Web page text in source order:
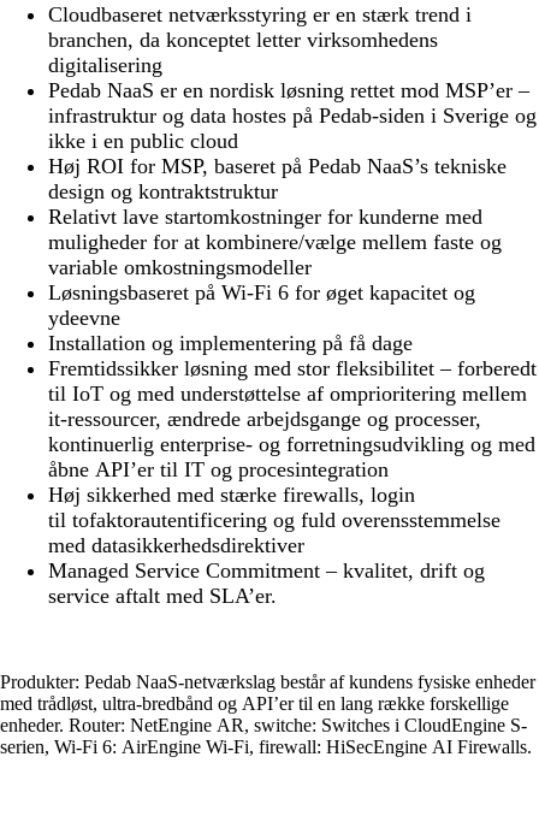
Cloudbaseret netværksstyring er en stærk trend i
branchen, da konceptet letter virksomhedens
digitalisering
Pedab NaaS er en nordisk løsning rettet mod MSP’er –
infrastruktur og data hostes på Pedab-siden i Sverige og
ikke i en public cloud
Høj ROI for MSP, baseret på Pedab NaaS’s tekniske
design og kontraktstruktur
Relativt lave startomkostninger for kunderne med
muligheder for at kombinere/vælge mellem faste og
variable omkostningsmodeller
Løsningsbaseret på Wi-Fi 6 for øget kapacitet og
ydeevne
Installation og implementering på få dage
Fremtidssikker løsning med stor fleksibilitet – forberedt
til IoT og med understøttelse af omprioritering mellem
it-ressourcer, ændrede arbejdsgange og processer,
kontinuerlig enterprise- og forretningsudvikling og med
åbne API’er til IT og procesintegration
Høj sikkerhed med stærke firewalls, login
til tofaktorautentificering og fuld overensstemmelse
med datasikkerhedsdirektiver
Managed Service Commitment – kvalitet, drift og
service aftalt med SLA’er.
Produkter: Pedab NaaS-netværkslag består af kundens fysiske enheder
med trådløst, ultra-bredbånd og API’er til en lang række forskellige
enheder. Router: NetEngine AR, switche: Switches i CloudEngine S-
serien, Wi-Fi 6: AirEngine Wi-Fi, firewall: HiSecEngine AI Firewalls.